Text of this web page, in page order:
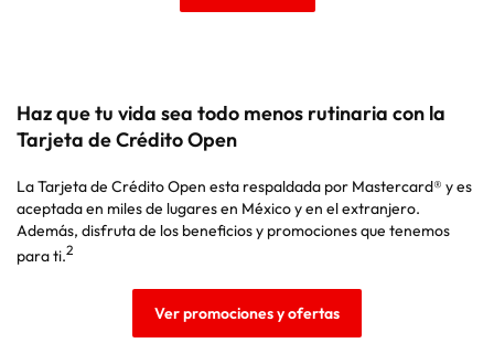
Haz que tu vida sea todo menos rutinaria con la
Tarjeta de Crédito Open
La Tarjeta de Crédito Open esta respaldada por Mastercard® y es
aceptada en miles de lugares en México y en el extranjero.
Además, disfruta de los beneficios y promociones que tenemos
para ti.2
Ver promociones y ofertas